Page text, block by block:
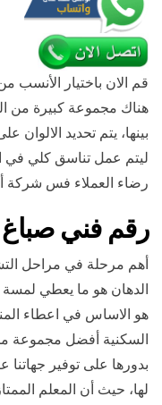
قم الان باختيار
هناك مجموعة كبيرة من
بينها، يتم تحديد
ليتم عمل تناسق كلي في
رضاء العملاء فس شركة
رقم فني
أهم مرحلة في مراحل
الدهان هو ما يعطي لمسة
هو الاساس في اعطاء
السكنية أفضل مجموعة
بدورها على توفير جهاتنا
لها، حيث أن المعلم